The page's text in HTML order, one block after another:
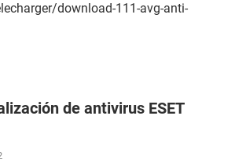
download-111-avg-anti-
de antivirus ESET